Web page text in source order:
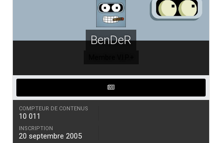
BenDeR
COMPTEUR DE CONTENUS
10 011
INSCRIPTION
20 septembre 2005